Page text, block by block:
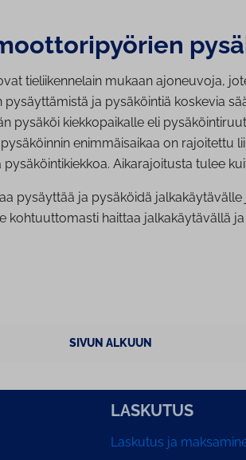
tieliikennelain mukaan ajoneuvoja,
pysäyttämistä ja pysäköintiä koskevia
pysäköi kiekkopaikalle eli
enimmäisaikaa on rajoitettu
Aikarajoitusta tulee
pysäyttää ja pysäköidä
kohtuuttomasti haittaa jalkakäytävällä
SIVUN ALKUUN
LASKUTUS
Laskutus ja